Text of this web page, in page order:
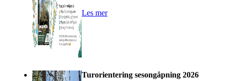
Les mer
Turorientering sesongåpning 2026